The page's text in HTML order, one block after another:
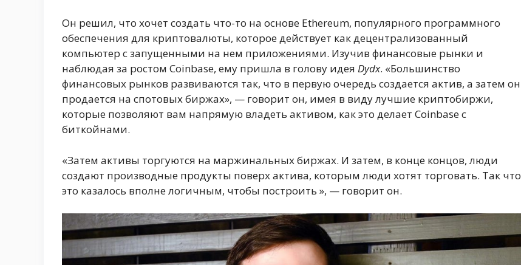
Он решил, что хочет создать что-то на основе Ethereum, популярного программного
обеспечения для криптовалюты, которое действует как децентрализованный
компьютер с запущенными на нем приложениями. Изучив финансовые рынки и
наблюдая за ростом Coinbase, ему пришла в голову идея Dydx. «Большинство
финансовых рынков развиваются так, что в первую очередь создается актив, а затем он
продается на спотовых биржах», — говорит он, имея в виду лучшие криптобиржи,
которые позволяют вам напрямую владеть активом, как это делает Coinbase с
биткойнами.
«Затем активы торгуются на маржинальных биржах. И затем, в конце концов, люди
создают производные продукты поверх актива, которым люди хотят торговать. Так что
это казалось вполне логичным, чтобы построить », — говорит он.